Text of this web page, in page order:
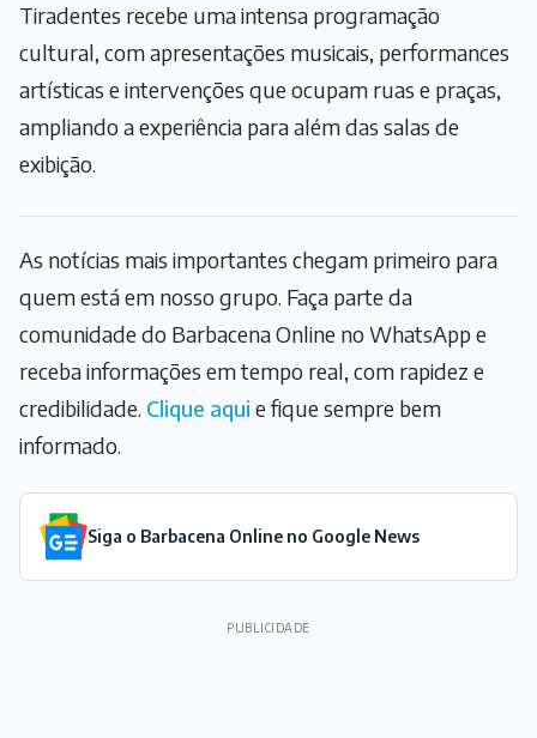
Tiradentes recebe uma intensa programação
cultural, com apresentações musicais, performances
artísticas e intervenções que ocupam ruas e praças,
ampliando a experiência para além das salas de
exibição.
As notícias mais importantes chegam primeiro para
quem está em nosso grupo. Faça parte da
comunidade do Barbacena Online no WhatsApp e
receba informações em tempo real, com rapidez e
credibilidade. Clique aqui e fique sempre bem
informado.
Siga o Barbacena Online no Google News
PUBLICIDADE